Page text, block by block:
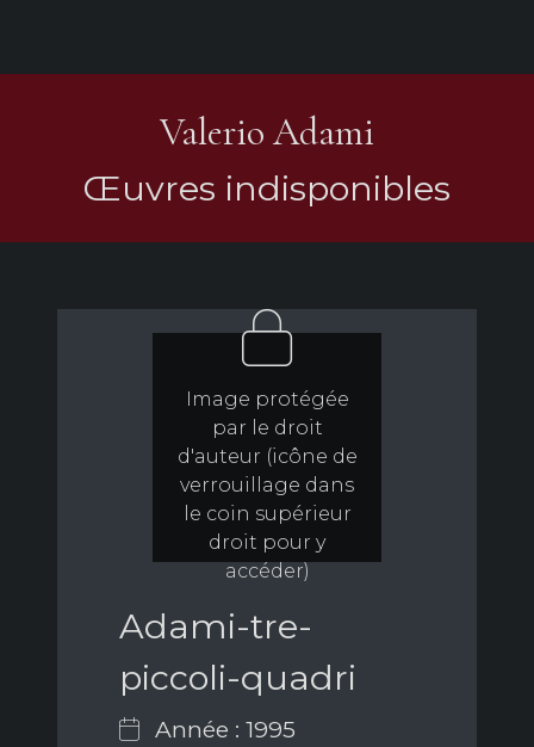
Valerio Adami
Œuvres indisponibles
Image protégée
par le droit
d'auteur (icône de
verrouillage dans
le coin supérieur
droit pour y
accéder)
Adami-tre-
piccoli-quadri
Année : 1995